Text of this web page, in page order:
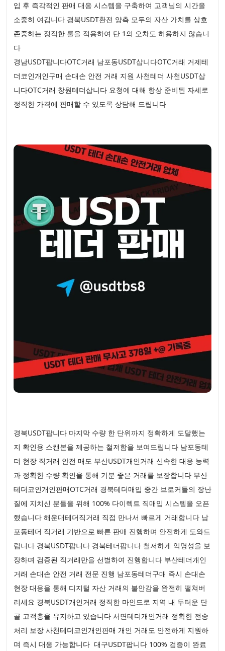
입 후 즉각적인 판매 대응 시스템을 구축하여 고객님의 시간을
소중히 여깁니다 경북USDT환전 양측 모두의 자산 가치를 상호
존중하는 정직한 룰을 적용하여 단 1의 오차도 허용하지 않습니
다
경남USDT팝니다OTC거래 남포동USDT삽니다OTC거래 거제테
더코인개인구매 손대손 안전 거래 지원 사천테더 사천USDT삽
니다OTC거래 창원테더삽니다 요청에 대해 항상 준비된 자세로
정직한 가격에 판매할 수 있도록 상담해 드립니다
경북USDT팝니다 마지막 수량 한 단위까지 정확하게 도달했는
지 확인용 스캔본을 제공하는 철저함을 보여드립니다 남포동테
더 현장 직거래 안전 매도 부산USDT개인거래 신속한 대응 능력
과 정확한 수량 확인을 통해 기분 좋은 거래를 보장합니다 부산
테더코인개인판매OTC거래 경북테더매입 중간 브로커들의 장난
질에 지치신 분들을 위해 100% 다이렉트 직매입 시스템을 오픈
했습니다 해운대테더직거래 직접 만나서 빠르게 거래합니다 남
포동테더 직거래 기반으로 빠른 판매 진행하며 안전하게 도와드
립니다 경북USDT팝니다 경북테더팝니다 철저하게 익명성을 보
장하며 검증된 직거래만을 선별하여 진행합니다 부산테더개인
거래 손대손 안전 거래 전문 진행 남포동테더구매 즉시 손대손
현장 대응을 통해 디지털 자산 거래의 불안감을 완전히 떨쳐버
리세요 경북USDT개인거래 정직한 마인드로 지역 내 두터운 단
골 고객층을 유지하고 있습니다 서면테더개인거래 정확한 전송
처리 보장 사천테더코인개인판매 개인 거래도 안전하게 지원하
며 즉시 대응 가능합니다 대구USDT팝니다 100% 검증이 완료